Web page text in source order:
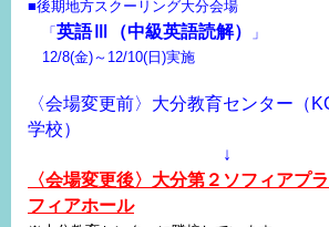
■後期地方スクーリング大分会場
「 英語Ⅲ（中級英語読解）
」
12/8(金)～12/10(日)実施
〈会場変更前〉大分教育センター（
学校）
↓
〈会場変更後〉大分第２ソフィアプ
フィアホール